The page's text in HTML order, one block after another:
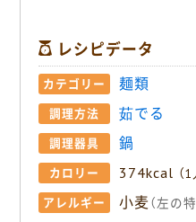
レシピデータ
カテゴリー 麺類
調理方法 茹でる
調理器具 鍋
カロリー 374kcal （
アレルギー 小麦 （左の